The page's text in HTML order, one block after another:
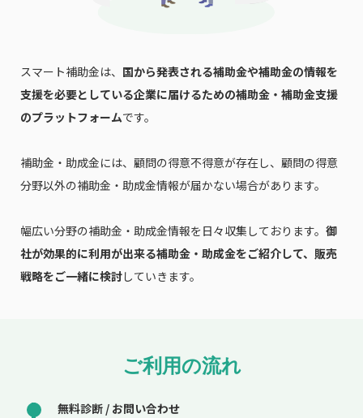
スマート補助金は、 国から発表される補助金や補助金の情報を
支援を必要としている企業に届けるための補助金・補助金支援
のプラットフォームです。
補助金・助成金には、顧問の得意不得意が存在し、顧問の得意
分野以外の補助金・助成金情報が届かない場合があります。
幅広い分野の補助金・助成金情報を日々収集しております。 御
社が効果的に利用が出来る補助金・助成金をご紹介して、販売
戦略をご一緒に検討していきます。
ご利用の流れ
無料診断 / お問い合わせ